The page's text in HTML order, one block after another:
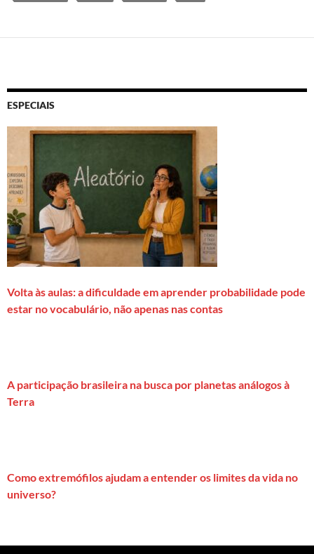
ESPECIAIS
Volta às aulas: a dificuldade em aprender probabilidade pode
estar no vocabulário, não apenas nas contas
A participação brasileira na busca por planetas análogos à
Terra
Como extremófilos ajudam a entender os limites da vida no
universo?